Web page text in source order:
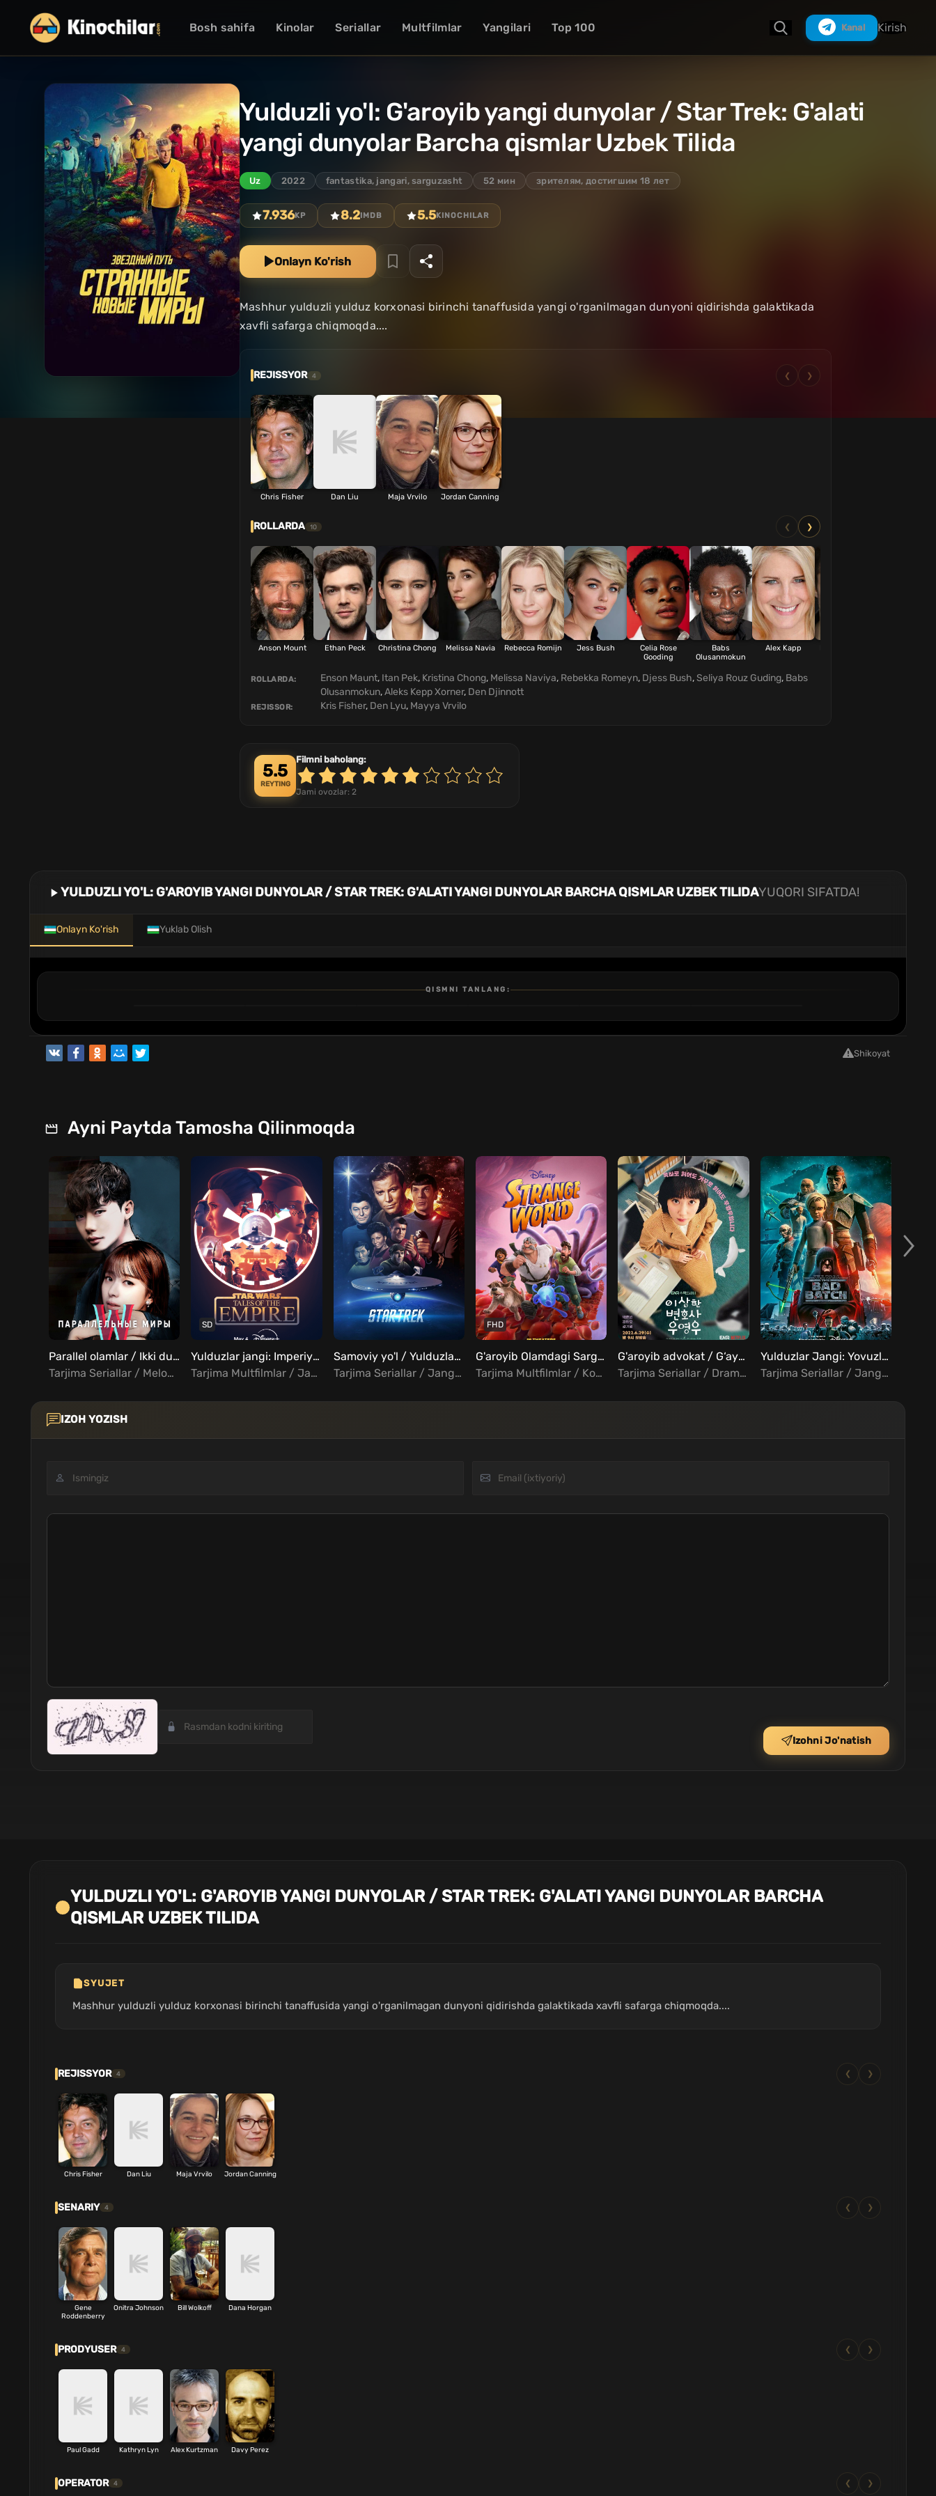
Bosh sahifa Kinolar Seriallar Multfilmlar Yangilari Top 100 Kanal Kirish
Izlash
Yulduzli yo'l: G'aroyib yangi dunyolar / Star Trek: G'alati
yangi dunyolar Barcha qismlar Uzbek Tilida
Uz 2022 fantastika, jangari, sarguzasht 52 мин зрителям, достигшим 18 лет
7.936KP 8.2IMDB 5.5KINOCHILAR
Onlayn Ko'rish
Mashhur yulduzli yulduz korxonasi birinchi tanaffusida yangi o'rganilmagan dunyoni qidirishda galaktikada
xavfli safarga chiqmoqda....
REJISSYOR 4 ❮ ❯
Chris Fisher Dan Liu Maja Vrvilo Jordan Canning
ROLLARDA 10 ❮ ❯
Anson Mount Ethan Peck Christina Chong Melissa Navia Rebecca Romijn Jess Bush
Celia Rose
Gooding
Babs
Olusanmokun
Alex Kapp
ROLLARDA: Enson Maunt, Itan Pek, Kristina Chong, Melissa Naviya, Rebekka Romeyn, Djess Bush,Seliya Rouz Guding, Babs
Olusanmokun,Aleks Kepp Xorner, Den Djinnott
REJISSOR: Kris Fisher, Den Lyu, Mayya Vrvilo
5.5
REYTING
Filmni baholang:
Jami ovozlar: 2
YULDUZLI YO'L: G'AROYIB YANGI DUNYOLAR / STAR TREK: G'ALATI YANGI DUNYOLAR BARCHA QISMLAR UZBEK TILIDAYUQORI SIFATDA!
Onlayn Ko'rish Yuklab Olish
QISMNI TANLANG:
1 2 3 4 5 6
Shikoyat
Ayni Paytda Tamosha Qilinmoqda
Parallel olamlar / Ikki dunyo orasida / Parallel dunyolar Barcha qismlar Uzbek Tilida
Tarjima Seriallar / Melodrama / Triller / Fentezi / Xorij Seriallar Uzbek Tilida
SD
Yulduzlar jangi: Imperiya afsonalari Uzbek Tilida
Tarjima Multfilmlar / Jangari / Drama / Qisqa Syujetli / Sarguzasht / Fantastika / Fentezi / Xorij Multfilmlar Uzbek Tilida
Samoviy yo'l / Yulduzlar aro yo'l barcha qismlar Uzbek tilida
Tarjima Seriallar / Jangari / Sarguzasht / Fantastika / Xorij Seriallar Uzbek Tilida
FHD
G'aroyib Olamdagi Sarguzashtlar / G'alati Dunyo Uzbek Tilida
Tarjima Multfilmlar / Komediya / Sarguzasht / Oilaviy / Fantastika / Xorij Multfilmlar Uzbek Tilida
G'aroyib advokat / G‘ayrioddiy advokat U Yongu Barcha qismlar Uzbek Tilida
Tarjima Seriallar / Drama / Komediya / Melodrama / Xorij Seriallar Uzbek Tilida
Yulduzlar Jangi: Yovuzlar Guruhi Barcha qismlar Uzbek Tilida
Tarjima Seriallar / Jangari / Drama / Sarguzasht / Fantastika / Fentezi / Xorij Seriallar Uzbek Tilida
IZOH YOZISH
Izohni Jo'natish
YULDUZLI YO'L: G'AROYIB YANGI DUNYOLAR / STAR TREK: G'ALATI YANGI DUNYOLAR BARCHA
QISMLAR UZBEK TILIDA
SYUJET
Mashhur yulduzli yulduz korxonasi birinchi tanaffusida yangi o'rganilmagan dunyoni qidirishda galaktikada xavfli safarga chiqmoqda....
REJISSYOR 4 ❮ ❯
Chris Fisher Dan Liu Maja Vrvilo Jordan Canning
SENARIY 4 ❮ ❯
Gene
Roddenberry
Onitra Johnson Bill Wolkoff Dana Horgan
PRODYUSER 4 ❮ ❯
Paul Gadd Kathryn Lyn Alex Kurtzman Davy Perez
OPERATOR 4 ❮ ❯